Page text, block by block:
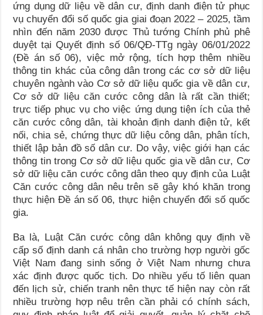
ứng dụng dữ liệu về dân cư, định danh điện tử phục
vụ chuyển đổi số quốc gia giai đoạn 2022 – 2025, tầm
nhìn đến năm 2030 được Thủ tướng Chính phủ phê
duyệt tại Quyết định số 06/QĐ-TTg ngày 06/01/2022
(Đề án số 06), việc mở rộng, tích hợp thêm nhiều
thông tin khác của công dân trong các cơ sở dữ liệu
chuyên ngành vào Cơ sở dữ liệu quốc gia về dân cư,
Cơ sở dữ liệu căn cước công dân là rất cần thiết;
trực tiếp phục vụ cho việc ứng dụng tiện ích của thẻ
căn cước công dân, tài khoản định danh điện tử, kết
nối, chia sẻ, chứng thực dữ liệu công dân, phân tích,
thiết lập bản đồ số dân cư. Do vậy, việc giới hạn các
thông tin trong Cơ sở dữ liệu quốc gia về dân cư, Cơ
sở dữ liệu căn cước công dân theo quy định của Luật
Căn cước công dân nêu trên sẽ gây khó khăn trong
thực hiện Đề án số 06, thực hiện chuyển đổi số quốc
gia.
Ba là, Luật Căn cước công dân không quy định về
cấp số định danh cá nhân cho trường hợp người gốc
Việt Nam đang sinh sống ở Việt Nam nhưng chưa
xác định được quốc tịch. Do nhiều yếu tố liên quan
đến lịch sử, chiến tranh nên thực tế hiện nay còn rất
nhiều trường hợp nêu trên cần phải có chính sách,